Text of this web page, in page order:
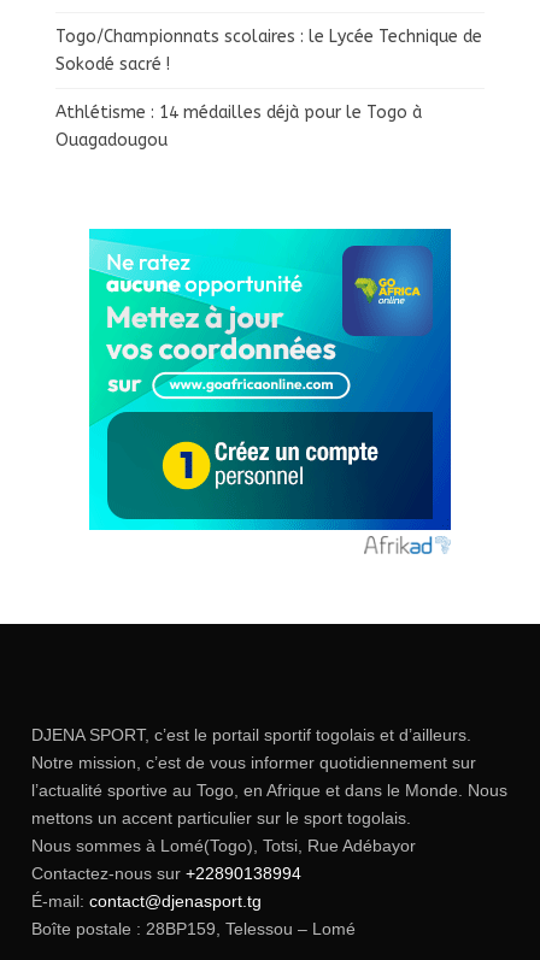
Togo/Championnats scolaires : le Lycée Technique de
Sokodé sacré !
Athlétisme : 14 médailles déjà pour le Togo à
Ouagadougou
DJENA SPORT, c’est le portail sportif togolais et d’ailleurs.
Notre mission, c’est de vous informer quotidiennement sur
l’actualité sportive au Togo, en Afrique et dans le Monde. Nous
mettons un accent particulier sur le sport togolais.
Nous sommes à Lomé(Togo), Totsi, Rue Adébayor
Contactez-nous sur +22890138994
É-mail: contact@djenasport.tg
Boîte postale : 28BP159, Telessou – Lomé